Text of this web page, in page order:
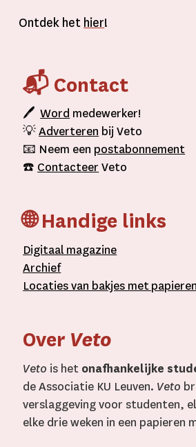
Ontdek het hier!
📬 Contact
🖊Word medewerker!
💡Adverteren bij Veto
📧 Neem een postabonnement
☎️ Contacteer Veto
🌐 Handige links
Digitaal magazine
Archief
Locaties van bakjes met
Over Veto
Veto is het onafhankelijke
de Associatie KU Leuven. Veto
verslaggeving voor studenten,
elke drie weken in een papieren